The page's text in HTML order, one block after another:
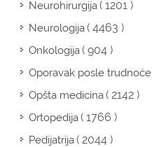
Neurohirurgija( 1201 )
Neurologija( 4463 )
Onkologija( 904 )
Oporavak posle trudnoće
Opšta medicina( 2142 )
Ortopedija( 1766 )
Pedijatrija( 2044 )